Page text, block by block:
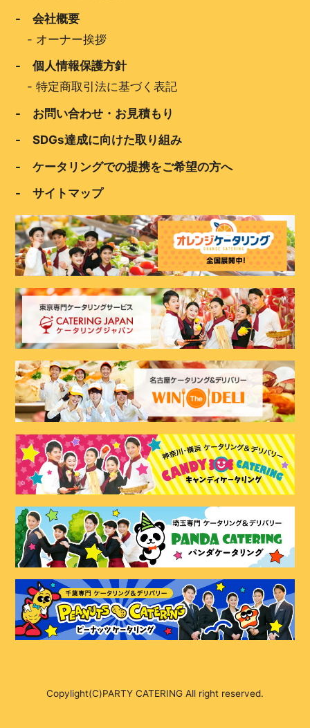
- 会社概要
- オーナー挨拶
- 個人情報保護方針
-特定商取引法に基づく表記
- お問い合わせ・お見積もり
- SDGs達成に向けた取り組み
- ケータリングでの提携をご希望の方へ
- サイトマップ
Copylight(C)PARTY CATERING All right reserved.